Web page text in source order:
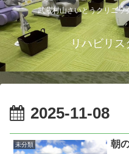
武蔵村山さいとうクリニッ
リハビリス
2025-11-08
未分類 朝